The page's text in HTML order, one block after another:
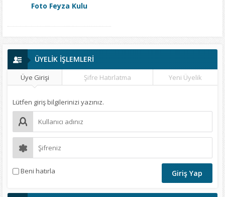
Foto Feyza Kulu
ÜYELİK İŞLEMLERİ
Üye Girişi Şifre Hatırlatma Yeni Üyelik
Lütfen giriş bilgilerinizi yazınız.
Beni hatırla